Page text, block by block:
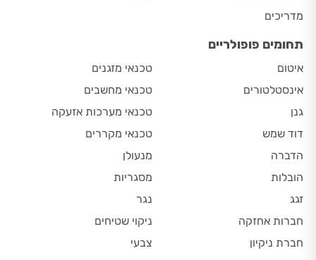
מדריכים
תחומים פופולריים
איטום
אינסטלטורים
גנן
דוד שמש
הדברה
הובלות
זגג
חברות אחזקה
חברת ניקיון
טכנאי מזגנים
טכנאי מחשבים
טכנאי מערכות אזעקה
טכנאי מקררים
מנעולן
מסגריות
נגר
ניקוי שטיחים
צבעי